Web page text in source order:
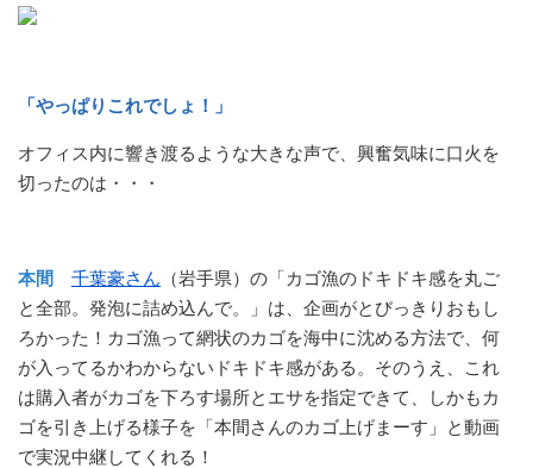
「やっぱりこれでしょ！」
オフィス内に響き渡るような大きな声で、興奮気味に口火を
切ったのは・・・
本間 千葉豪さん （岩手県）の「カゴ漁のドキドキ感を丸ご
と全部。発泡に詰め込んで。」は、企画がとびっきりおもし
ろかった！カゴ漁って網状のカゴを海中に沈める方法で、何
が入ってるかわからないドキドキ感がある。そのうえ、これ
は購入者がカゴを下ろす場所とエサを指定できて、しかもカ
ゴを引き上げる様子を「本間さんのカゴ上げまーす」と動画
で実況中継してくれる！